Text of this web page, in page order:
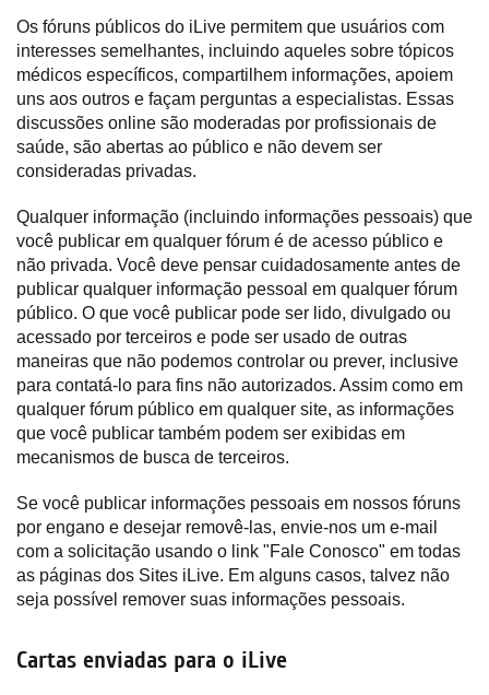
Os fóruns públicos do iLive permitem que usuários com
interesses semelhantes, incluindo aqueles sobre tópicos
médicos específicos, compartilhem informações, apoiem
uns aos outros e façam perguntas a especialistas. Essas
discussões online são moderadas por profissionais de
saúde, são abertas ao público e não devem ser
consideradas privadas.
Qualquer informação (incluindo informações pessoais) que
você publicar em qualquer fórum é de acesso público e
não privada. Você deve pensar cuidadosamente antes de
publicar qualquer informação pessoal em qualquer fórum
público. O que você publicar pode ser lido, divulgado ou
acessado por terceiros e pode ser usado de outras
maneiras que não podemos controlar ou prever, inclusive
para contatá-lo para fins não autorizados. Assim como em
qualquer fórum público em qualquer site, as informações
que você publicar também podem ser exibidas em
mecanismos de busca de terceiros.
Se você publicar informações pessoais em nossos fóruns
por engano e desejar removê-las, envie-nos um e-mail
com a solicitação usando o link "Fale Conosco" em todas
as páginas dos Sites iLive. Em alguns casos, talvez não
seja possível remover suas informações pessoais.
Cartas enviadas para o iLive